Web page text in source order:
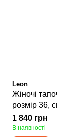
Leon
Жіночі
розмір 36,
1 840 грн
В наявності